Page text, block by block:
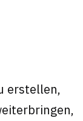
erstellen,